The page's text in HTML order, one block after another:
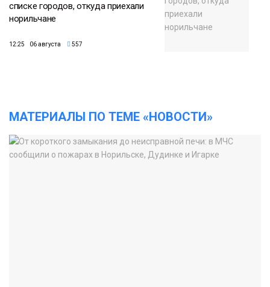
списке городов, откуда приехали
норильчане
12:25 06 августа 557
МАТЕРИАЛЫ ПО ТЕМЕ «НОВОСТИ»